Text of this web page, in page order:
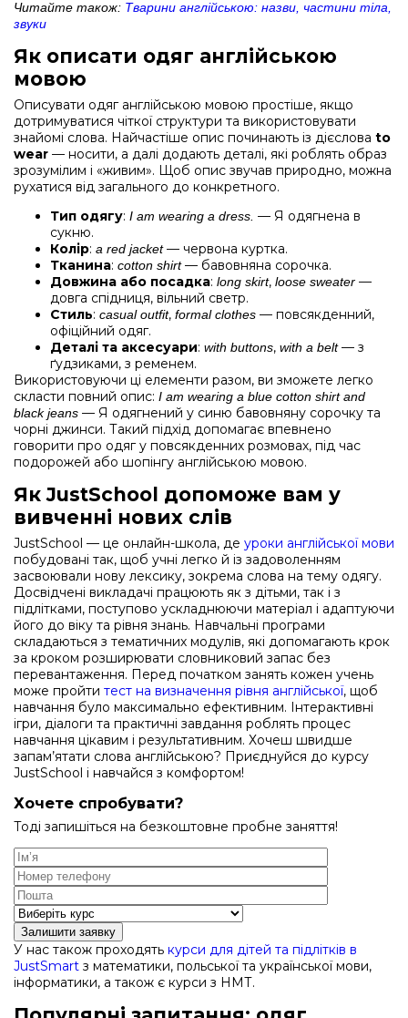
Читайте також: Тварини англійською: назви, частини тіла,
звуки
Як описати одяг англійською
мовою
Описувати одяг англійською мовою простіше, якщо
дотримуватися чіткої структури та використовувати
знайомі слова. Найчастіше опис починають із дієслова to
wear — носити, а далі додають деталі, які роблять образ
зрозумілим і «живим». Щоб опис звучав природно, можна
рухатися від загального до конкретного.
Тип одягу: I am wearing a dress. — Я одягнена в
сукню.
Колір: a red jacket— червона куртка.
Тканина: cotton shirt— бавовняна сорочка.
Довжина або посадка: long skirt, loose sweater —
довга спідниця, вільний светр.
Стиль: casual outfit, formal clothes — повсякденний,
офіційний одяг.
Деталі та аксесуари: with buttons, with a belt— з
ґудзиками, з ременем.
Використовуючи ці елементи разом, ви зможете легко
скласти повний опис: I am wearing a blue cotton shirt and
black jeans — Я одягнений у синю бавовняну сорочку та
чорні джинси. Такий підхід допомагає впевнено
говорити про одяг у повсякденних розмовах, під час
подорожей або шопінгу англійською мовою.
Як JustSchool допоможе вам у
вивченні нових слів
JustSchool — це онлайн-школа, де уроки англійської мови
побудовані так, щоб учні легко й із задоволенням
засвоювали нову лексику, зокрема слова на тему одягу.
Досвідчені викладачі працюють як з дітьми, так і з
підлітками, поступово ускладнюючи матеріал і адаптуючи
його до віку та рівня знань. Навчальні програми
складаються з тематичних модулів, які допомагають крок
за кроком розширювати словниковий запас без
перевантаження. Перед початком занять кожен учень
може пройти тест на визначення рівня англійської, щоб
навчання було максимально ефективним. Інтерактивні
ігри, діалоги та практичні завдання роблять процес
навчання цікавим і результативним. Хочеш швидше
запам’ятати слова англійською? Приєднуйся до курсу
JustSchool і навчайся з комфортом!
Хочете спробувати?
Тоді запишіться на безкоштовне пробне заняття!
Залишити заявку
У нас також проходять курси для дітей та підлітків в
JustSmart з математики, польської та української мови,
інформатики, а також є курси з НМТ.